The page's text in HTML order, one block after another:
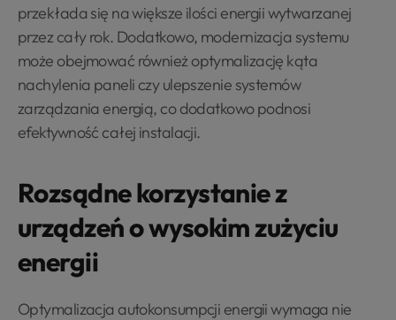
przekłada się na większe ilości energii wytwarzanej
przez cały rok. Dodatkowo, modernizacja systemu
może obejmować również optymalizację kąta
nachylenia paneli czy ulepszenie systemów
zarządzania energią, co dodatkowo podnosi
efektywność całej instalacji.
Rozsądne korzystanie z
urządzeń o wysokim zużyciu
energii
Optymalizacja autokonsumpcji energii wymaga nie